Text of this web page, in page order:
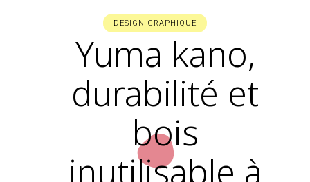
DESIGN GRAPHIQUE
Yuma kano,
durabilité et
bois
inutilisable à